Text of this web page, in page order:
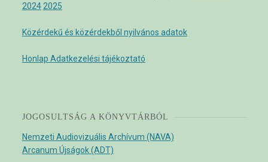
2024 2025
Közérdekű és közérdekből nyilvános adatok
Honlap Adatkezelési tájékoztató
JOGOSULTSÁG A KÖNYVTÁRBÓL
Nemzeti Audiovizuális Archívum (NAVA)
Arcanum Újságok (ADT)